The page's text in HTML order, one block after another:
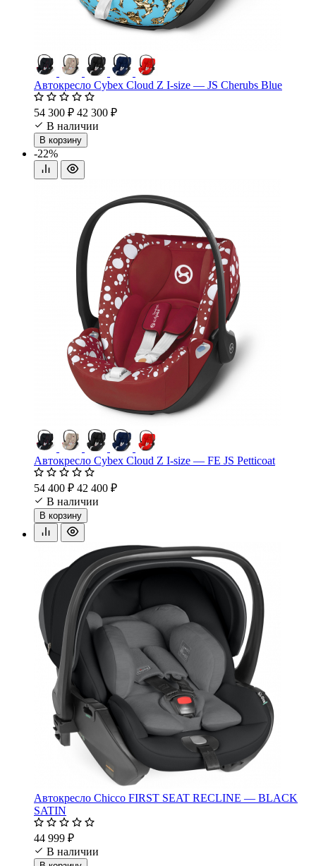
Автокресло Cybex Cloud Z I-size — JS Cherubs Blue
54 300 ₽ 42 300 ₽
В наличии
В корзину
-22%
Автокресло Cybex Cloud Z I-size — FE JS Petticoat
54 400 ₽ 42 400 ₽
В наличии
В корзину
Автокресло Chicco FIRST SEAT RECLINE — BLACK
SATIN
44 999 ₽
В наличии